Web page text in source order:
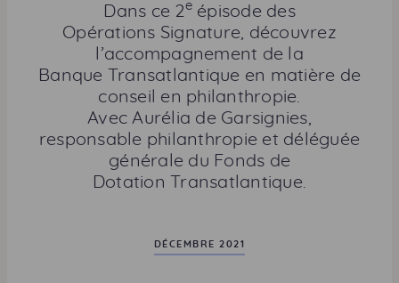
r
c
e
t
t
e
p
a
g
Dans ce 2eépisode des
Opérations Signature, découvrez
l’accompagnement de la
Banque Transatlantique en matière de
conseil en philanthropie.
Avec Aurélia de Garsignies,
responsable philanthropie et déléguée
générale du Fonds de
Dotation Transatlantique.
DÉCEMBRE 2021